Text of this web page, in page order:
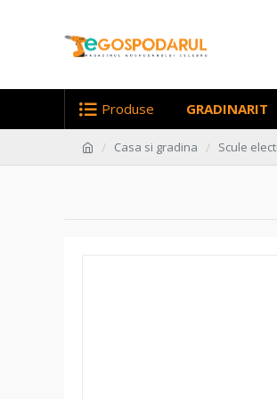
Produse GRADINARIT
Casa si gradina Scule